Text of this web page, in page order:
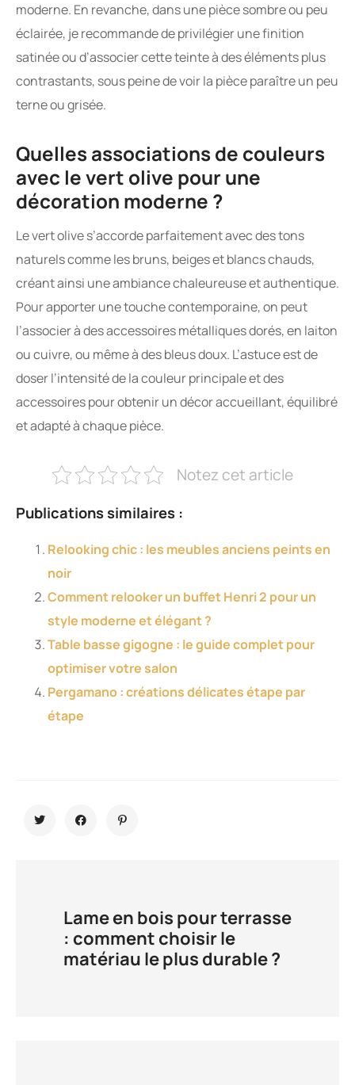
moderne. En revanche, dans une pièce sombre ou peu
éclairée, je recommande de privilégier une finition
satinée ou d’associer cette teinte à des éléments plus
contrastants, sous peine de voir la pièce paraître un peu
terne ou grisée.
Quelles associations de couleurs
avec le vert olive pour une
décoration moderne ?
Le vert olive s’accorde parfaitement avec des tons
naturels comme les bruns, beiges et blancs chauds,
créant ainsi une ambiance chaleureuse et authentique.
Pour apporter une touche contemporaine, on peut
l’associer à des accessoires métalliques dorés, en laiton
ou cuivre, ou même à des bleus doux. L’astuce est de
doser l’intensité de la couleur principale et des
accessoires pour obtenir un décor accueillant, équilibré
et adapté à chaque pièce.
Notez cet article
Publications similaires :
Relooking chic : les meubles anciens peints en
noir
Comment relooker un buffet Henri 2 pour un
style moderne et élégant ?
Table basse gigogne : le guide complet pour
optimiser votre salon
Pergamano : créations délicates étape par
étape
Lame en bois pour terrasse
: comment choisir le
matériau le plus durable ?